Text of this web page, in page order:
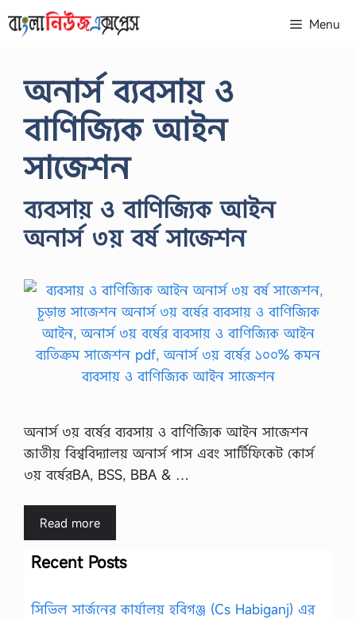
to
Menu
অনার্স ব্যবসায় ও
বাণিজ্যিক আইন
সাজেশন
ব্যবসায় ও বাণিজ্যিক আইন
অনার্স ৩য় বর্ষ সাজেশন
অনার্স ৩য় বর্ষের ব্যবসায় ও বাণিজ্যিক আইন সাজেশন
জাতীয় বিশ্ববিদ্যালয় অনার্স পাস এবং সার্টিফিকেট কোর্স
৩য় বর্ষেরBA, BSS, BBA & …
Read more
Recent Posts
সিভিল সার্জনের কার্যালয় হবিগঞ্জ (Cs Habiganj) এর